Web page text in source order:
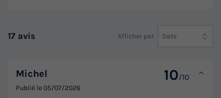
17 avis Afficher par Date
Michel 10/10
Publié le05/07/2026